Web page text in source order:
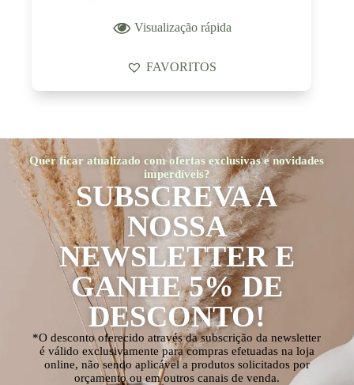
Visualização rápida
FAVORITOS
Quer ficar atualizado com ofertas exclusivas e novidades
imperdíveis?
SUBSCREVA A
NOSSA
NEWSLETTER E
GANHE 5% DE
DESCONTO!
*O desconto oferecido através da subscrição da newsletter
é válido exclusivamente para compras efetuadas na loja
online, não sendo aplicável a produtos solicitados por
orçamento ou em outros canais de venda.